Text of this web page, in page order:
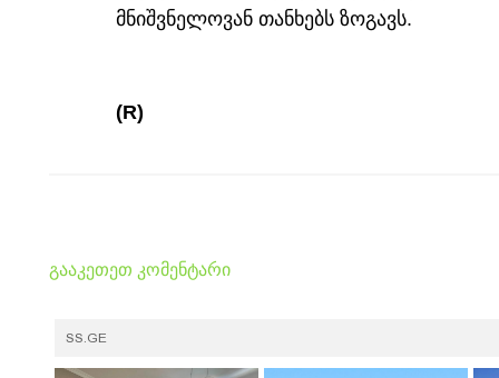
მნიშვნელოვან თანხებს ზოგავს.
(R)
გააკეთეთ კომენტარი
SS.GE